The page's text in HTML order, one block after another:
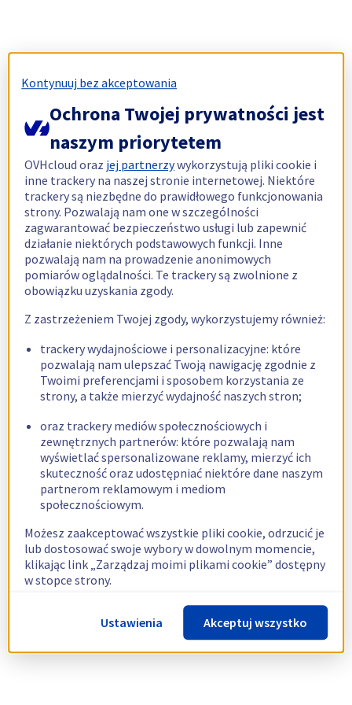
Kontynuuj bez akceptowania
Ochrona Twojej prywatności jest
naszym priorytetem
OVHcloud oraz jej partnerzywykorzystują pliki cookie i
inne trackery na naszej stronie internetowej. Niektóre
trackery są niezbędne do prawidłowego funkcjonowania
strony. Pozwalają nam one w szczególności
zagwarantować bezpieczeństwo usługi lub zapewnić
działanie niektórych podstawowych funkcji. Inne
pozwalają nam na prowadzenie anonimowych
pomiarów oglądalności. Te trackery są zwolnione z
obowiązku uzyskania zgody.
Z zastrzeżeniem Twojej zgody, wykorzystujemy również:
trackery wydajnościowe i personalizacyjne: które
pozwalają nam ulepszać Twoją nawigację zgodnie z
Twoimi preferencjami i sposobem korzystania ze
strony, a także mierzyć wydajność naszych stron;
oraz trackery mediów społecznościowych i
zewnętrznych partnerów: które pozwalają nam
wyświetlać spersonalizowane reklamy, mierzyć ich
skuteczność oraz udostępniać niektóre dane naszym
partnerom reklamowym i mediom
społecznościowym.
Możesz zaakceptować wszystkie pliki cookie, odrzucić je
lub dostosować swoje wybory w dowolnym momencie,
klikając link „Zarządzaj moimi plikami cookie” dostępny
w stopce strony.
Więcej informacji znajdziesz w naszejpolityce
dotyczącej wykorzystywania plików cookie.
Ustawienia Akceptuj wszystko